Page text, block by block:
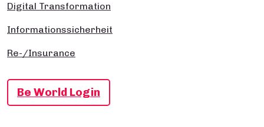
Digital Transformation
Informationssicherheit
Re-/Insurance
Be World Login